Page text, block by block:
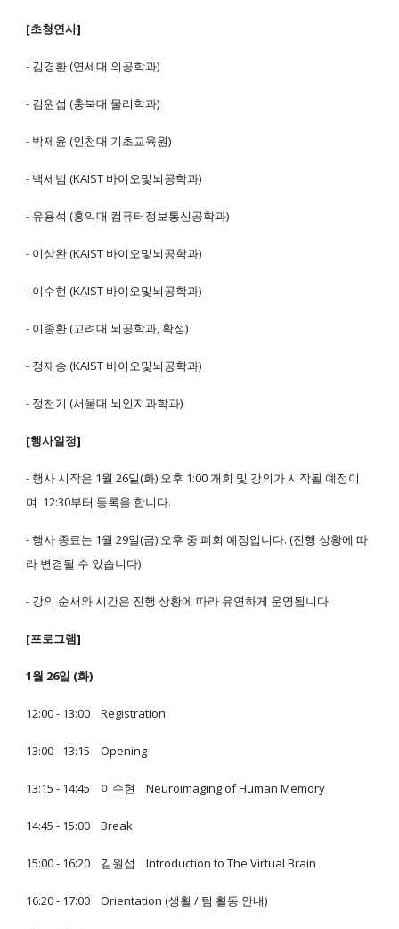
[초청연사]
- 김경환 (연세대 의공학과)
- 김원섭 (충북대 물리학과)
- 박제윤 (인천대 기초교육원)
- 백세범 (KAIST 바이오및뇌공학과)
- 유용석 (홍익대 컴퓨터정보통신공학과)
- 이상완 (KAIST 바이오및뇌공학과)
- 이수현 (KAIST 바이오및뇌공학과)
- 이종환 (고려대 뇌공학과, 확정)
- 정재승 (KAIST 바이오및뇌공학과)
- 정천기 (서울대 뇌인지과학과)
[행사일정]
- 행사 시작은 1월 26일(화) 오후 1:00 개회 및 강의가 시작될 예정이
며 12:30부터 등록을 합니다.
- 행사 종료는 1월 29일(금) 오후 중 폐회 예정입니다. (진행 상황에 따
라 변경될 수 있습니다)
- 강의 순서와 시간은 진행 상황에 따라 유연하게 운영됩니다.
[프로그램]
1월 26일 (화)
12:00 - 13:00 Registration
13:00 - 13:15 Opening
13:15 - 14:45 이수현 Neuroimaging of Human Memory
14:45 - 15:00 Break
15:00 - 16:20 김원섭 Introduction to The Virtual Brain
16:20 - 17:00 Orientation (생활 / 팀 활동 안내)